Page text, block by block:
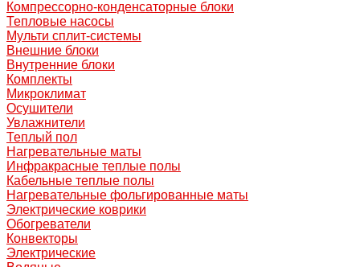
Компрессорно-конденсаторные блоки
Тепловые насосы
Мульти сплит-системы
Внешние блоки
Внутренние блоки
Комплекты
Микроклимат
Осушители
Увлажнители
Теплый пол
Нагревательные маты
Инфракрасные теплые полы
Кабельные теплые полы
Нагревательные фольгированные маты
Электрические коврики
Обогреватели
Конвекторы
Электрические